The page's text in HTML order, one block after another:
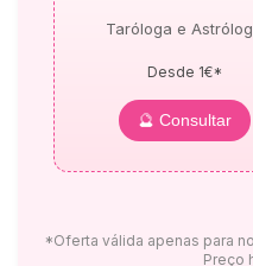
Taróloga e
Desde 1€*
🔮 Consultar
*Oferta válida apenas para
Preço